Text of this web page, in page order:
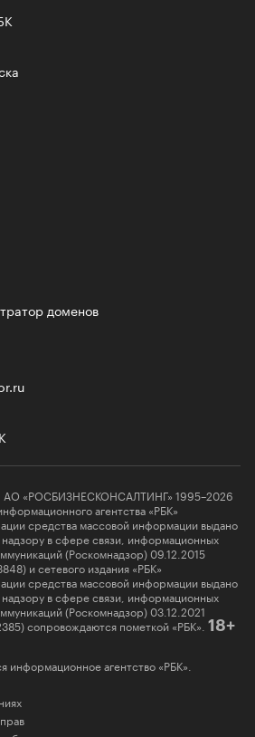
доменов
«РОСБИЗНЕСКОНСАЛТИНГ» 1995–2026
агентства «РБК»
средства массовой информации выдано
в сфере связи, информационных
(Роскомнадзор) 09.12.2015
и сетевого издания «РБК»
средства массовой информации выдано
в сфере связи, информационных
(Роскомнадзор) 03.12.2021
сопровождаются пометкой «РБК». 18+
информационное агентство «РБК».